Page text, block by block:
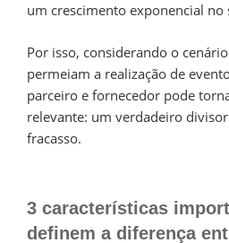
um crescimento exponencial no
Por isso, considerando o
permeiam a realização de
parceiro e fornecedor pode
relevante: um verdadeiro
fracasso.
3 características
definem a diferença